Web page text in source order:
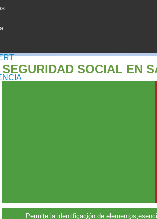
EN SALUD
- Seguridad Social
SEGURIDAD SOCIAL EN
Permite la identificación de elementos